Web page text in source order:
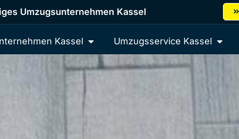
Umzugsunternehmen Kassel
Kassel Umzugsservice Kassel